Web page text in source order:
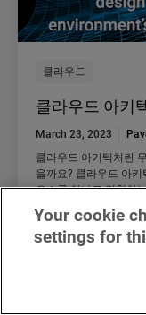
클라우드
클라우드 아키
March 23, 2023
클라우드 아키텍처란
을까요? 클라우드 아
요소를 하나로 결합하
Your cookie
settings for